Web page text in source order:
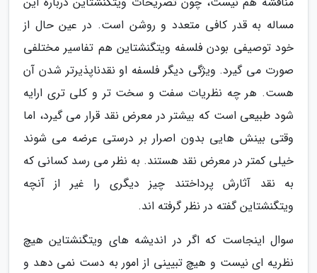
مساله به قدر کافی متعدد و روشن است. در عین حال از
خود توصیفی بودن فلسفه ویتگنشتاین هم تفاسیر مختلفی
صورت می گیرد. ویژگی دیگر فلسفه او نقدناپذیرتر شدن آن
هست. هر چه نظریات سفت و سخت تر و کلی تری ارایه
شود طبیعی است که بیشتر در معرض نقد قرار می گیرد، اما
وقتی بینش هایی بدون اصرار بر درستی عرضه می شوند
خیلی کمتر در معرض نقد هستند. به نظر می رسد کسانی که
به نقد آثارش پرداختند چیز دیگری را غیر از آنچه
ویتگنشتاین گفته در نظر گرفته اند.
سوال اینجاست که اگر در اندیشه های ویتگنشتاین هیچ
نظریه ای نیست و هیچ تبیینی از امور به دست نمی دهد و